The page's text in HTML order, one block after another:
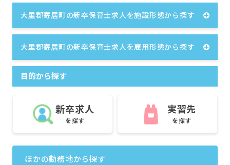
大里郡寄居町の新卒保育士求人を施設形態から探す
大里郡寄居町の新卒保育士求人を雇用形態から探す
目的から探す
新卒求人
を探す
実習先
を探す
ほかの勤務地から探す